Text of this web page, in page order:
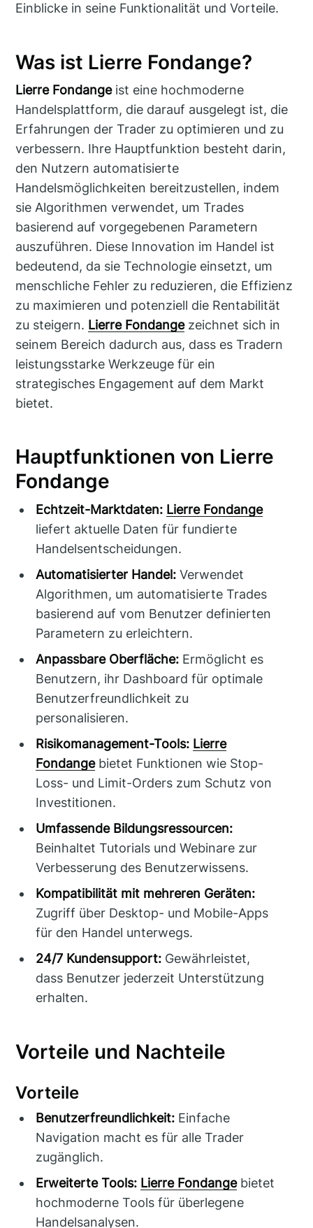
Einblicke in seine Funktionalität und Vorteile.
Was ist Lierre Fondange?
Lierre Fondangeist eine hochmoderne
Handelsplattform, die darauf ausgelegt ist, die
Erfahrungen der Trader zu optimieren und zu
verbessern. Ihre Hauptfunktion besteht darin,
den Nutzern automatisierte
Handelsmöglichkeiten bereitzustellen, indem
sie Algorithmen verwendet, um Trades
basierend auf vorgegebenen Parametern
auszuführen. Diese Innovation im Handel ist
bedeutend, da sie Technologie einsetzt, um
menschliche Fehler zu reduzieren, die Effizienz
zu maximieren und potenziell die Rentabilität
zu steigern. Lierre Fondangezeichnet sich in
seinem Bereich dadurch aus, dass es Tradern
leistungsstarke Werkzeuge für ein
strategisches Engagement auf dem Markt
bietet.
Hauptfunktionen von Lierre
Fondange
Echtzeit-Marktdaten: Lierre Fondange
liefert aktuelle Daten für fundierte
Handelsentscheidungen.
Automatisierter Handel: Verwendet
Algorithmen, um automatisierte Trades
basierend auf vom Benutzer definierten
Parametern zu erleichtern.
Anpassbare Oberfläche: Ermöglicht es
Benutzern, ihr Dashboard für optimale
Benutzerfreundlichkeit zu
personalisieren.
Risikomanagement-Tools: Lierre
Fondangebietet Funktionen wie Stop-
Loss- und Limit-Orders zum Schutz von
Investitionen.
Umfassende Bildungsressourcen:
Beinhaltet Tutorials und Webinare zur
Verbesserung des Benutzerwissens.
Kompatibilität mit mehreren Geräten:
Zugriff über Desktop- und Mobile-Apps
für den Handel unterwegs.
24/7 Kundensupport: Gewährleistet,
dass Benutzer jederzeit Unterstützung
erhalten.
Vorteile und Nachteile
Vorteile
Benutzerfreundlichkeit: Einfache
Navigation macht es für alle Trader
zugänglich.
Erweiterte Tools: Lierre Fondangebietet
hochmoderne Tools für überlegene
Handelsanalysen.